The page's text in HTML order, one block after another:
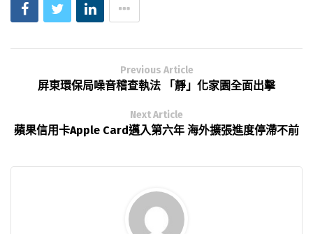
Previous Article
屏東環保局噪音稽查執法 「靜」化家園全面出擊
Next Article
蘋果信用卡Apple Card邁入第六年 海外擴張進度停滯不前